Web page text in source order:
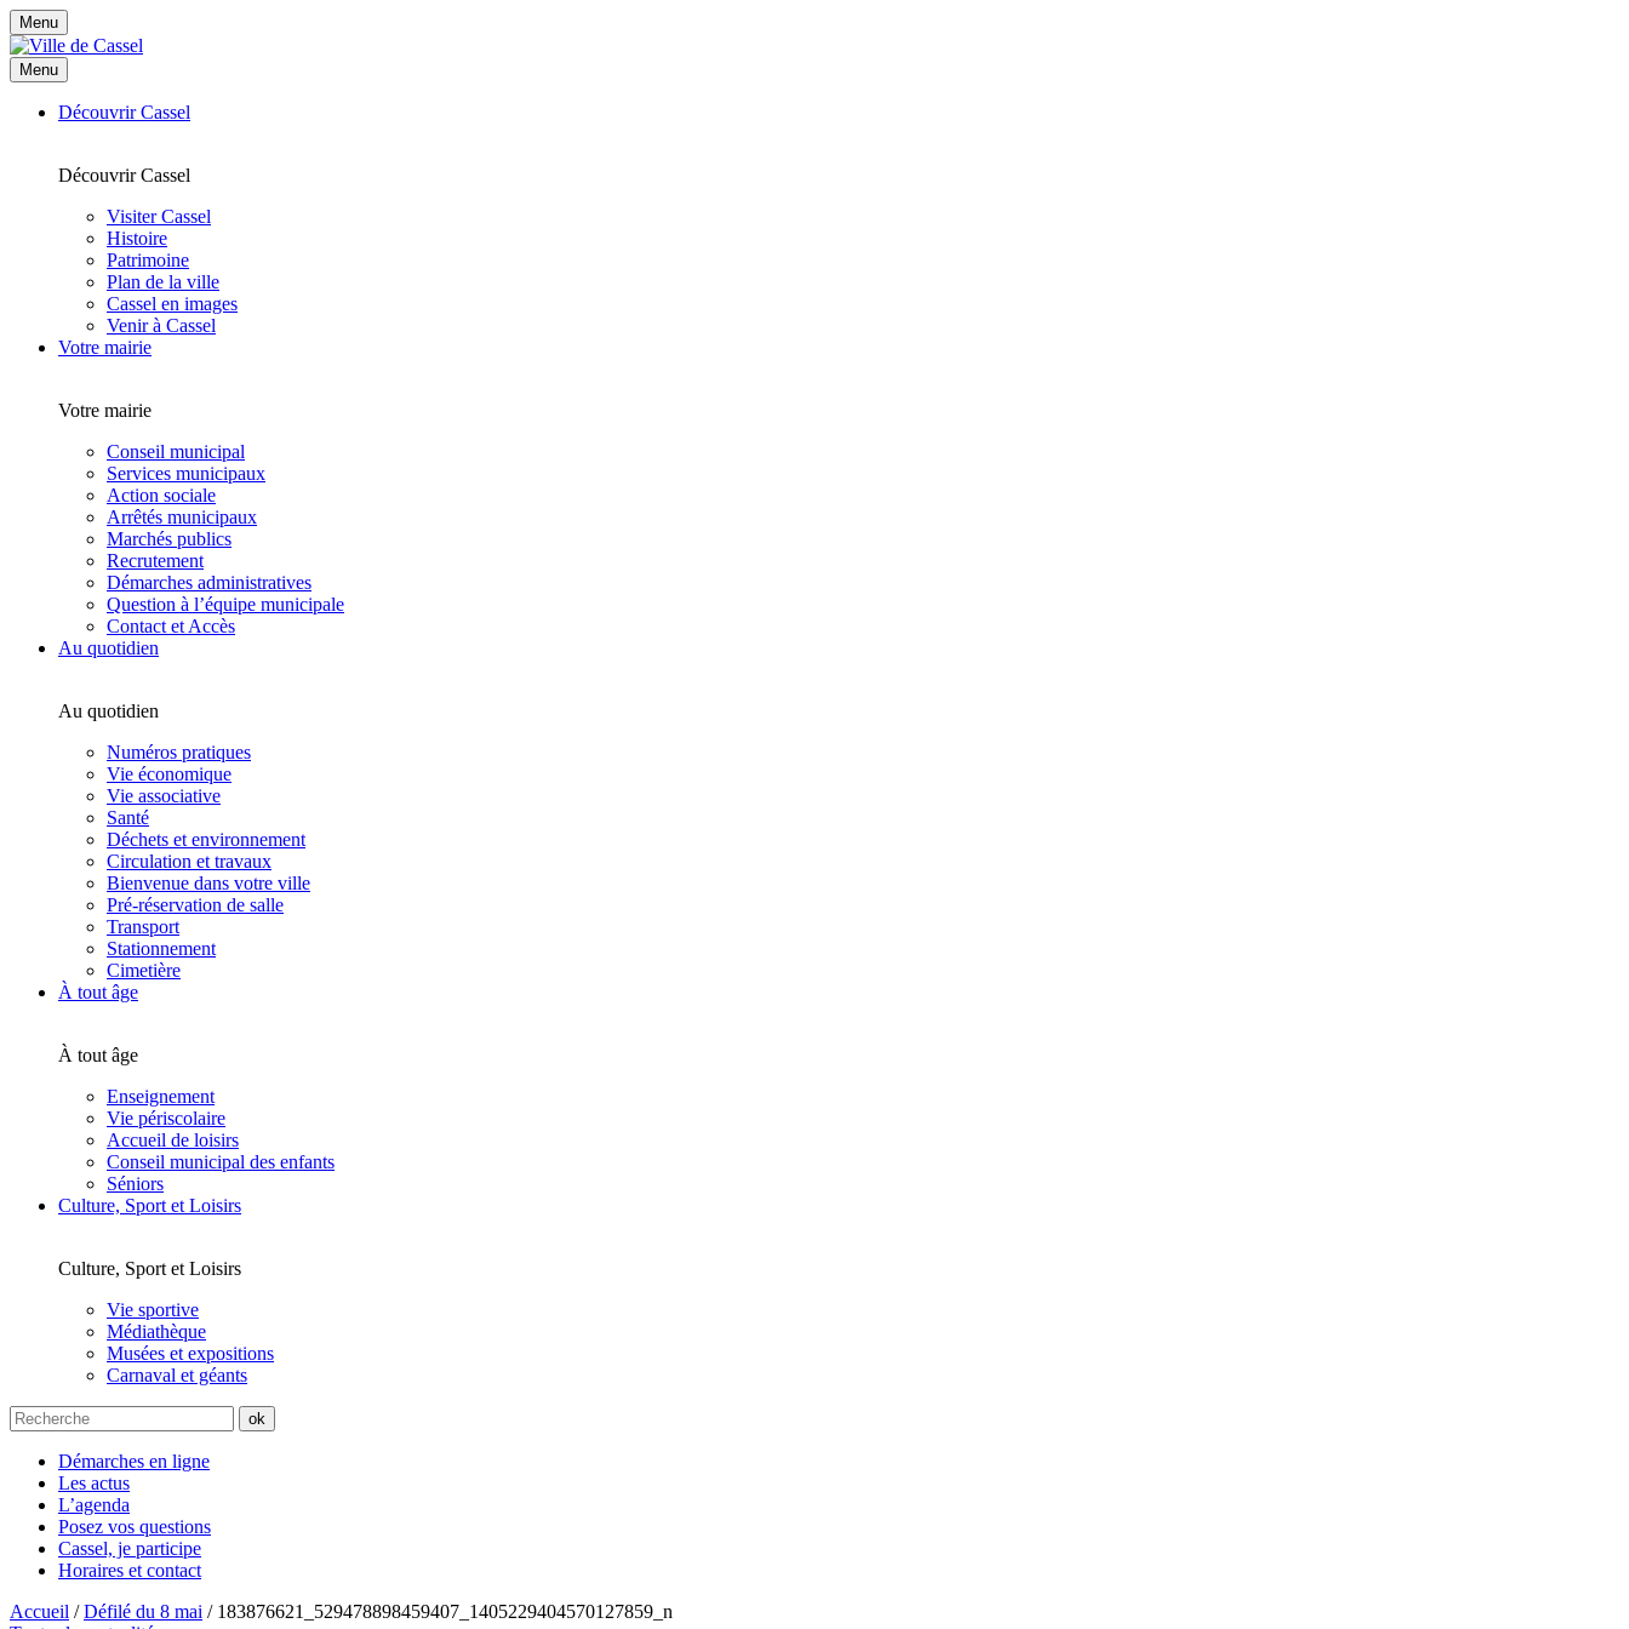
Menu
Menu
Découvrir Cassel
Découvrir Cassel
Visiter Cassel
Histoire
Patrimoine
Plan de la ville
Cassel en images
Venir à Cassel
Votre mairie
Votre mairie
Conseil municipal
Services municipaux
Action sociale
Arrêtés municipaux
Marchés publics
Recrutement
Démarches administratives
Question à l’équipe municipale
Contact et Accès
Au quotidien
Au quotidien
Numéros pratiques
Vie économique
Vie associative
Santé
Déchets et environnement
Circulation et travaux
Bienvenue dans votre ville
Pré-réservation de salle
Transport
Stationnement
Cimetière
À tout âge
À tout âge
Enseignement
Vie périscolaire
Accueil de loisirs
Conseil municipal des enfants
Séniors
Culture, Sport et Loisirs
Culture, Sport et Loisirs
Vie sportive
Médiathèque
Musées et expositions
Carnaval et géants
Démarches en ligne
Les actus
L’agenda
Posez vos questions
Cassel, je participe
Horaires et contact
Accueil /Défilé du 8 mai / 183876621_529478898459407_1405229404570127859_n